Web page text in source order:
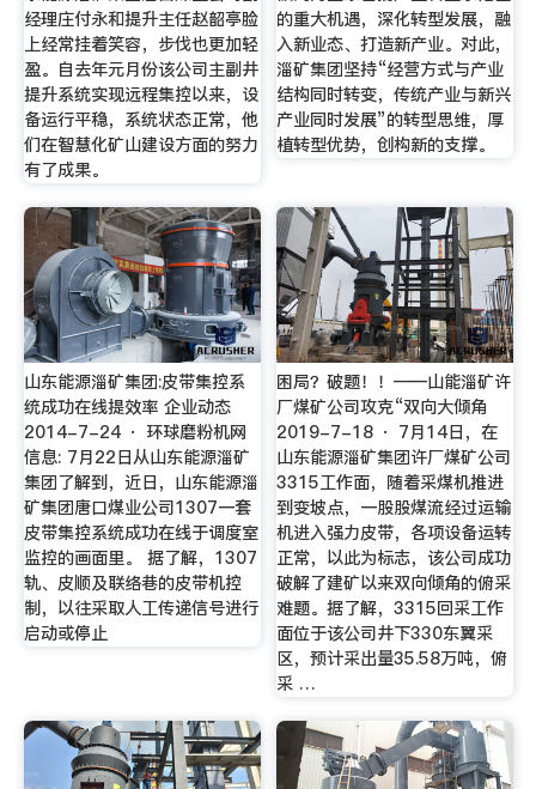
经理庄付永和提升主任赵韶亭脸
上经常挂着笑容，步伐也更加轻
盈。自去年元月份该公司主副井
提升系统实现远程集控以来，设
备运行平稳，系统状态正常，他
们在智慧化矿山建设方面的努力
有了成果。
的重大机遇，深化转型发展，融
入新业态、打造新产业。对此，
淄矿集团坚持“经营方式与产业
结构同时转变，传统产业与新兴
产业同时发展”的转型思维，厚
植转型优势，创构新的支撑。
山东能源淄矿集团:皮带集控系
统成功在线提效率 企业动态
2014-7-24 · 环球磨粉机网
信息: 7月22日从山东能源淄矿
集团了解到，近日，山东能源淄
矿集团唐口煤业公司1307一套
皮带集控系统成功在线于调度室
监控的画面里。 据了解，1307
轨、皮顺及联络巷的皮带机控
制，以往采取人工传递信号进行
启动或停止
困局？破题！！——山能淄矿许
厂煤矿公司攻克“双向大倾角
2019-7-18 · 7月14日，在
山东能源淄矿集团许厂煤矿公司
3315工作面，随着采煤机推进
到变坡点，一股股煤流经过运输
机进入强力皮带，各项设备运转
正常，以此为标志，该公司成功
破解了建矿以来双向倾角的俯采
难题。据了解，3315回采工作
面位于该公司井下330东翼采
区，预计采出量35.58万吨，俯
采 …